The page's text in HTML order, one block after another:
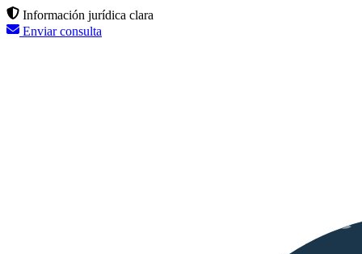
Información jurídica clara
Enviar consulta